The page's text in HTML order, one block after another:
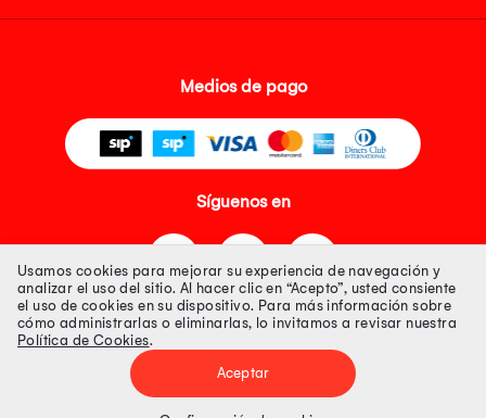
Medios de pago
Síguenos en
Tienda 100% Segura
Tiendas Peruanas S.A. R.U.C. Nº 20493020618. Todos los derechos
Usamos cookies para mejorar su experiencia de navegación y
analizar el uso del sitio. Al hacer clic en “Acepto”, usted consiente
el uso de cookies en su dispositivo. Para más información sobre
cómo administrarlas o eliminarlas, lo invitamos a revisar nuestra
Política de Cookies.
Aceptar